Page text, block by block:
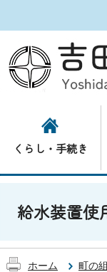
くらし・手続き
給水装置使
ホーム 町の